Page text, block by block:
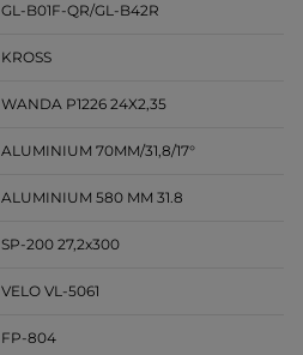
GL-B01F-QR/GL-B42R
KROSS
WANDA P1226 24X2,35
ALUMINIUM 70MM/31,8/17°
ALUMINIUM 580 MM 31.8
SP-200 27,2x300
VELO VL-5061
FP-804